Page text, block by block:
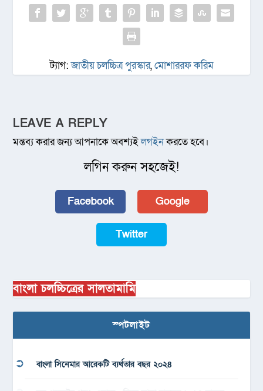
ট্যাগ:জাতীয় চলচ্চিত্র পুরস্কার,মোশাররফ করিম
LEAVE A REPLY
মন্তব্য করার জন্য আপনাকে অবশ্যইলগইনকরতে হবে।
লগিন করুন সহজেই!
Facebook Google
Twitter
বাংলা চলচ্চিত্রের সালতামামি
স্পটলাইট
বাংলা সিনেমার আরেকটি ব্যর্থতার বছর ২০২৪